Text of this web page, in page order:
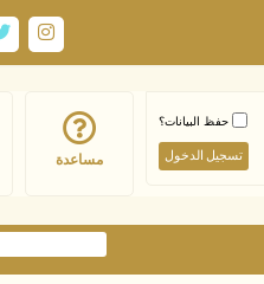
مساعدة
حفظ البيانات؟